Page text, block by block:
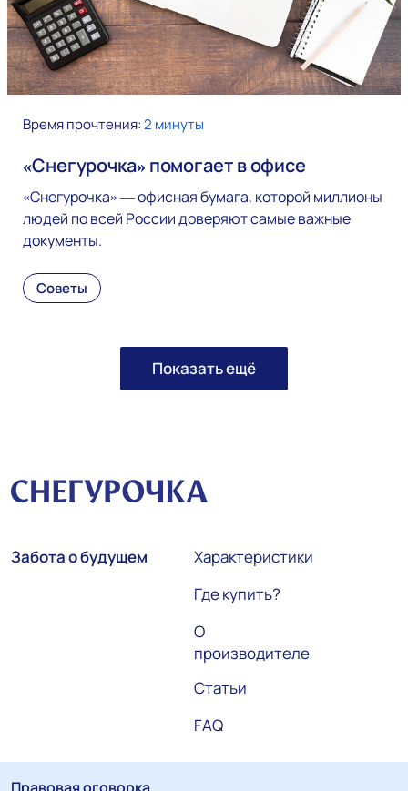
Время прочтения:2 минуты
«Снегурочка» помогает в офисе
«Снегурочка» — офисная бумага, которой миллионы
людей по всей России доверяют самые важные
документы.
Советы
Показать ещё
Забота о будущем
Характеристики
Где купить?
О
производителе
Статьи
FAQ